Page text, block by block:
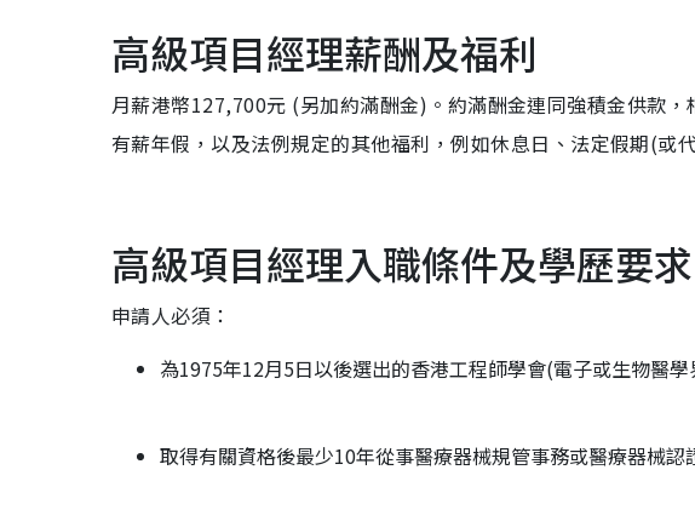
高級項目經理薪酬及福利
月薪港幣127,700元 (另加約滿酬金)。約滿酬金連同強積金供款
有薪年假，以及法例規定的其他福利，例如休息日、法定假期(或
高級項目經理入職條件及學歷要求
申請人必須：
為1975年12月5日以後選出的香港工程師學會(電子或生物醫
取得有關資格後最少10年從事醫療器械規管事務或醫療器械